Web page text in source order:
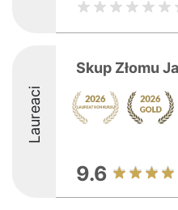
Laureaci
Skup Złomu
9.6